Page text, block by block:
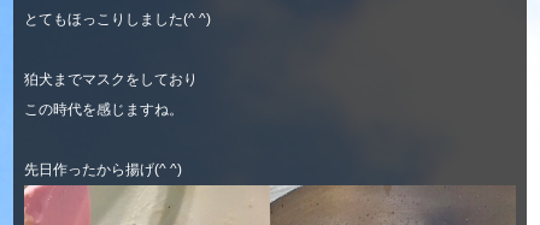
とてもほっこりしました(^ ^)
狛犬までマスクをしており
この時代を感じますね。
先日作ったから揚げ(^ ^)